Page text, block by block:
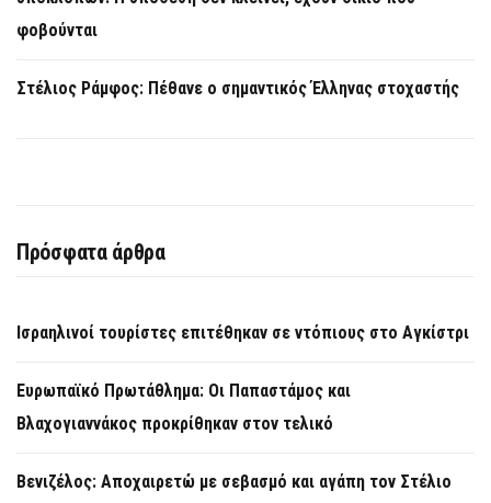
φοβούνται
Στέλιος Ράμφος: Πέθανε ο σημαντικός Έλληνας στοχαστής
Πρόσφατα άρθρα
Ισραηλινοί τουρίστες επιτέθηκαν σε ντόπιους στο Αγκίστρι
Ευρωπαϊκό Πρωτάθλημα: Οι Παπαστάμος και
Βλαχογιαννάκος προκρίθηκαν στον τελικό
Βενιζέλος: Αποχαιρετώ με σεβασμό και αγάπη τον Στέλιο